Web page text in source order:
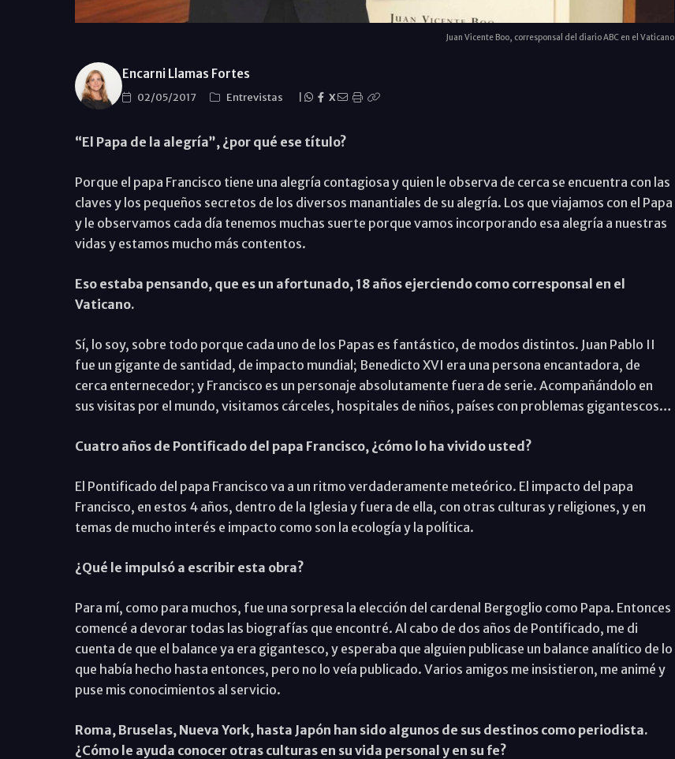
Juan Vicente Boo, corresponsal del diario ABC en el Vaticano
Encarni Llamas Fortes
02/05/2017 Entrevistas X
“El Papa de la alegría”, ¿por qué ese título?
Porque el papa Francisco tiene una alegría contagiosa y quien le observa de cerca se encuentra con las
claves y los pequeños secretos de los diversos manantiales de su alegría. Los que viajamos con el Papa
y le observamos cada día tenemos muchas suerte porque vamos incorporando esa alegría a nuestras
vidas y estamos mucho más contentos.
Eso estaba pensando, que es un afortunado, 18 años ejerciendo como corresponsal en el
Vaticano.
Sí, lo soy, sobre todo porque cada uno de los Papas es fantástico, de modos distintos. Juan Pablo II
fue un gigante de santidad, de impacto mundial; Benedicto XVI era una persona encantadora, de
cerca enternecedor; y Francisco es un personaje absolutamente fuera de serie. Acompañándolo en
sus visitas por el mundo, visitamos cárceles, hospitales de niños, países con problemas gigantescos…
Cuatro años de Pontificado del papa Francisco, ¿cómo lo ha vivido usted?
El Pontificado del papa Francisco va a un ritmo verdaderamente meteórico. El impacto del papa
Francisco, en estos 4 años, dentro de la Iglesia y fuera de ella, con otras culturas y religiones, y en
temas de mucho interés e impacto como son la ecología y la política.
¿Qué le impulsó a escribir esta obra?
Para mí, como para muchos, fue una sorpresa la elección del cardenal Bergoglio como Papa. Entonces
comencé a devorar todas las biografías que encontré. Al cabo de dos años de Pontificado, me di
cuenta de que el balance ya era gigantesco, y esperaba que alguien publicase un balance analítico de lo
que había hecho hasta entonces, pero no lo veía publicado. Varios amigos me insistieron, me animé y
puse mis conocimientos al servicio.
Roma, Bruselas, Nueva York, hasta Japón han sido algunos de sus destinos como periodista.
¿Cómo le ayuda conocer otras culturas en su vida personal y en su fe?